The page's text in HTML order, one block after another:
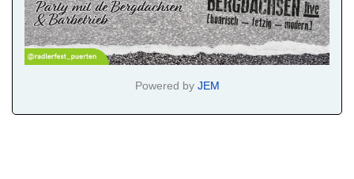
Powered by JEM